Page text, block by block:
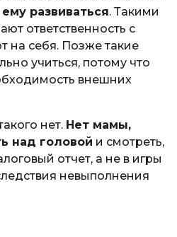
развиваться. Такими
ответственность с
на себя. Позже такие
учиться, потому что
внешних
нет. Нет мамы,
над головой и смотреть,
отчет, а не в игры
невыполнения